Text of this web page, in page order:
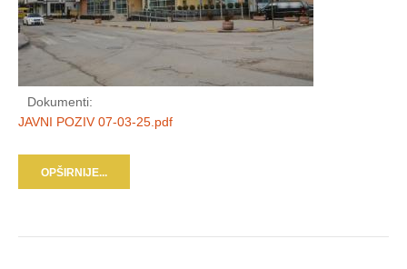
Dokumenti:
JAVNI POZIV 07-03-25.pdf
OPŠIRNIJE...